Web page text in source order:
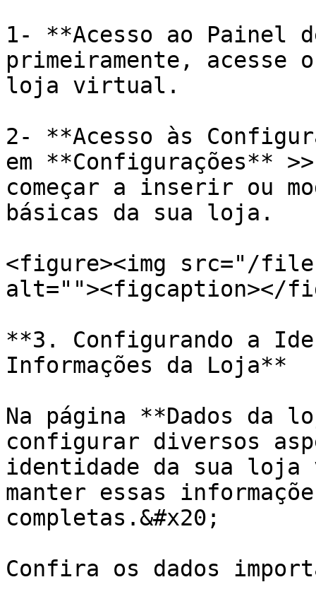
1- **Acesso ao Painel
primeiramente, acesse
loja virtual.
2- **Acesso às
em **Configurações**
começar a inserir ou
básicas da sua loja.
<figure><img src="/files/
alt=""><figcaption></
**3. Configurando a
Informações da Loja**
Na página **Dados da
configurar diversos
identidade da sua
manter essas
completas.&#x20;
Confira os dados